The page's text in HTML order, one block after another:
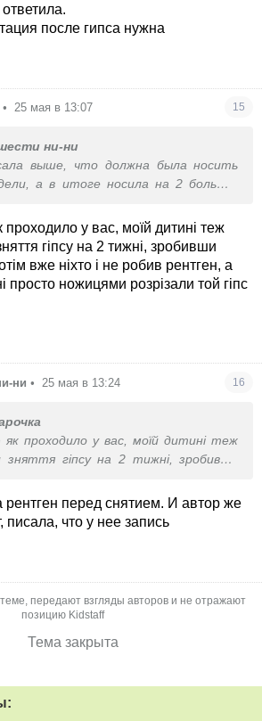
виписав направлення на ЛФК і
зняти гіпс можна самим, а далі вже
после гипса нужна
• 25 мая в 13:07 15
ни-ни
выше, что должна была носить
а в итоге носила на 2 больше,
так и ответила.
после гипса нужна
у вас, моїй дитині теж
гіпсу на 2 тижні, зробивши
вже ніхто і не робив рентген, а
просто ножицями розрізали той гіпс
ни • 25 мая в 13:24 16
проходило у вас, моїй дитині теж
зняття гіпсу на 2 тижні, зробивши
тижні просто ножицями розрізали той
рентген перед снятием. И автор же
писала, что у нее запись
передают взгляды авторов и не отражают
позицию Kidstaff
Тема закрыта